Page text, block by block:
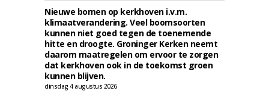
Nieuwe bomen op kerkhoven i.v.m.
klimaatverandering. Veel boomsoorten
kunnen niet goed tegen de toenemende
hitte en droogte. Groninger Kerken neemt
daarom maatregelen om ervoor te zorgen
dat kerkhoven ook in de toekomst groen
kunnen blijven.
dinsdag 4 augustus 2026